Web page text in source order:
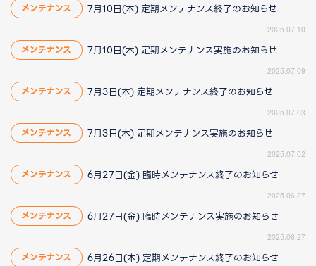
メンテナンス 7月10日(木) 定期メンテナンス終了のお知らせ
2025.07.10
メンテナンス 7月10日(木) 定期メンテナンス実施のお知らせ
2025.07.09
メンテナンス 7月3日(木) 定期メンテナンス終了のお知らせ
2025.07.03
メンテナンス 7月3日(木) 定期メンテナンス実施のお知らせ
2025.07.02
メンテナンス 6月27日(金) 臨時メンテナンス終了のお知らせ
2025.06.27
メンテナンス 6月27日(金) 臨時メンテナンス実施のお知らせ
2025.06.27
メンテナンス 6月26日(木) 定期メンテナンス終了のお知らせ